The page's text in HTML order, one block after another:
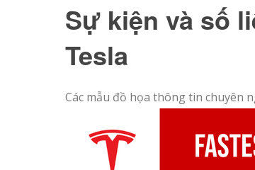
Sự kiện và số
Tesla
Các mẫu đồ họa thông tin chuyên